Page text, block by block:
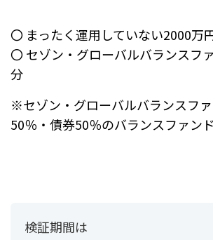
〇 まったく運用していない2000万
〇 セゾン・グローバルバランスフ
分
※セゾン・グローバルバランスフ
50％・債券50％のバランスファンド
検証期間は